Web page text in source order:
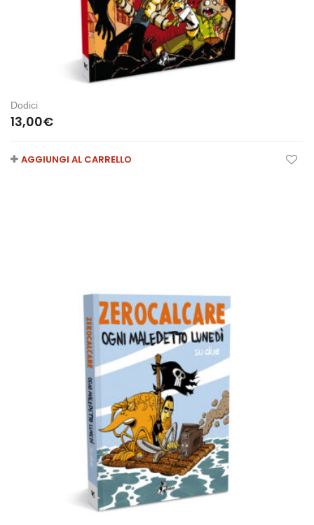
Dodici
13,00€
AGGIUNGI AL CARRELLO